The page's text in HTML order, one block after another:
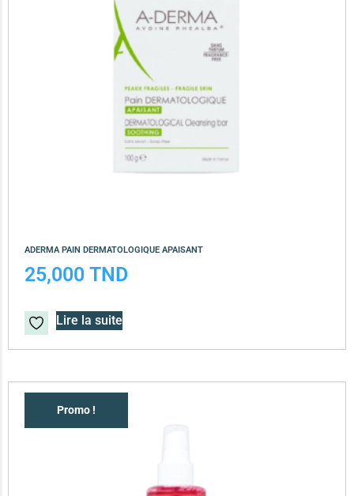
Promo !
ADERMA PAIN DERMATOLOGIQUE APAISANT
25,000 TND
Lire la suite